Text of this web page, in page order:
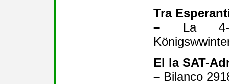
Tra
– La 4-a
El la SAT-
– Bilanco